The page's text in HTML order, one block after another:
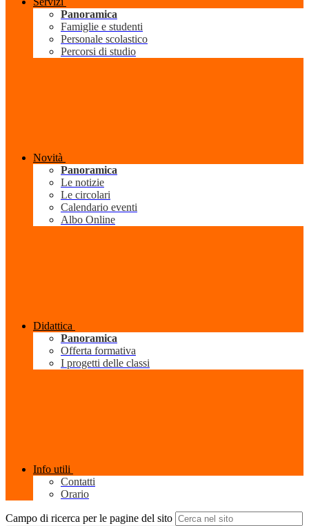
Panoramica
Famiglie e studenti
Personale scolastico
Percorsi di studio
Novità
Panoramica
Le notizie
Le circolari
Calendario eventi
Albo Online
Didattica
Panoramica
Offerta formativa
I progetti delle classi
Info utili
Contatti
Orario
Campo di ricerca per le pagine del sito